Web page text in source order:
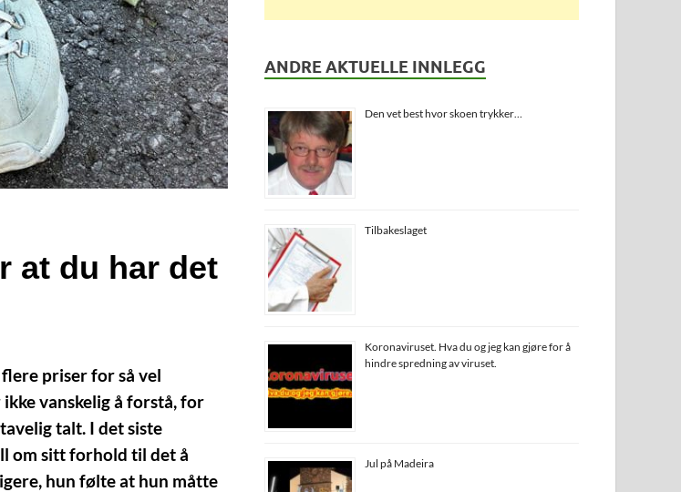
at du har det
priser for så vel
vanskelig å forstå, for
talt. I det siste
om sitt forhold til det å
hun følte at hun måtte
ANDRE AKTUELLE INNLEGG
Den vet best hvor skoen trykker…
Tilbakeslaget
Koronaviruset. Hva du og jeg kan gjøre for å
hindre spredning av viruset.
Jul på Madeira